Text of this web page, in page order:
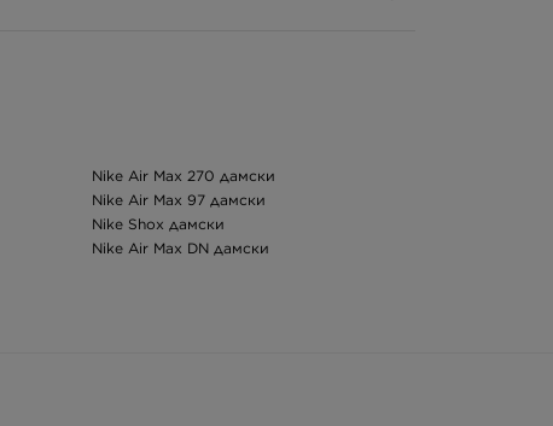
Nike Air Max 270 дамски
Nike Air Max 97 дамски
Nike Shox дамски
Nike Air Max DN дамски